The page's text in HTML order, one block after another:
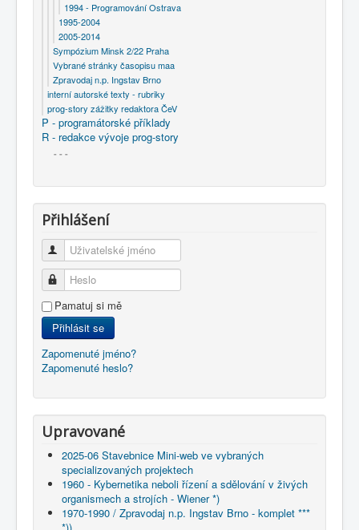
1994 - Programování Ostrava
1995-2004
2005-2014
Sympózium Minsk 2/22 Praha
Vybrané stránky časopisu maa
Zpravodaj n.p. Ingstav Brno
interní autorské texty - rubriky
prog-story zážitky redaktora ČeV
P - programátorské příklady
R - redakce vývoje prog-story
- - -
Přihlášení
Uživatelské jméno
Heslo
Pamatuj si mě
Přihlásit se
Zapomenuté jméno?
Zapomenuté heslo?
Upravované
2025-06 Stavebnice Mini-web ve vybraných
specializovaných projektech
1960 - Kybernetika neboli řízení a sdělování v živých
organismech a strojích - Wiener *)
1970-1990 / Zpravodaj n.p. Ingstav Brno - komplet ***